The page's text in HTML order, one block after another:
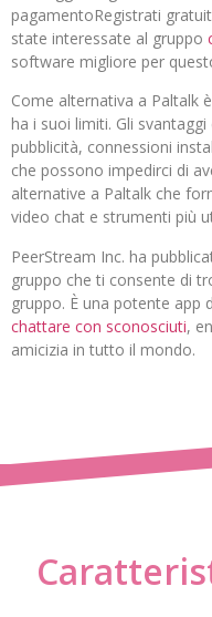
pagamentoRegistrati
state interessate al gruppo
software migliore per
Come alternativa a Paltalk
ha i suoi limiti. Gli
pubblicità, connessioni
che possono impedirci di
alternative a Paltalk che
video chat e strumenti più
PeerStream Inc. ha
gruppo che ti consente di
gruppo. È una potente app
chattare con sconosciuti,
amicizia in tutto il mondo.